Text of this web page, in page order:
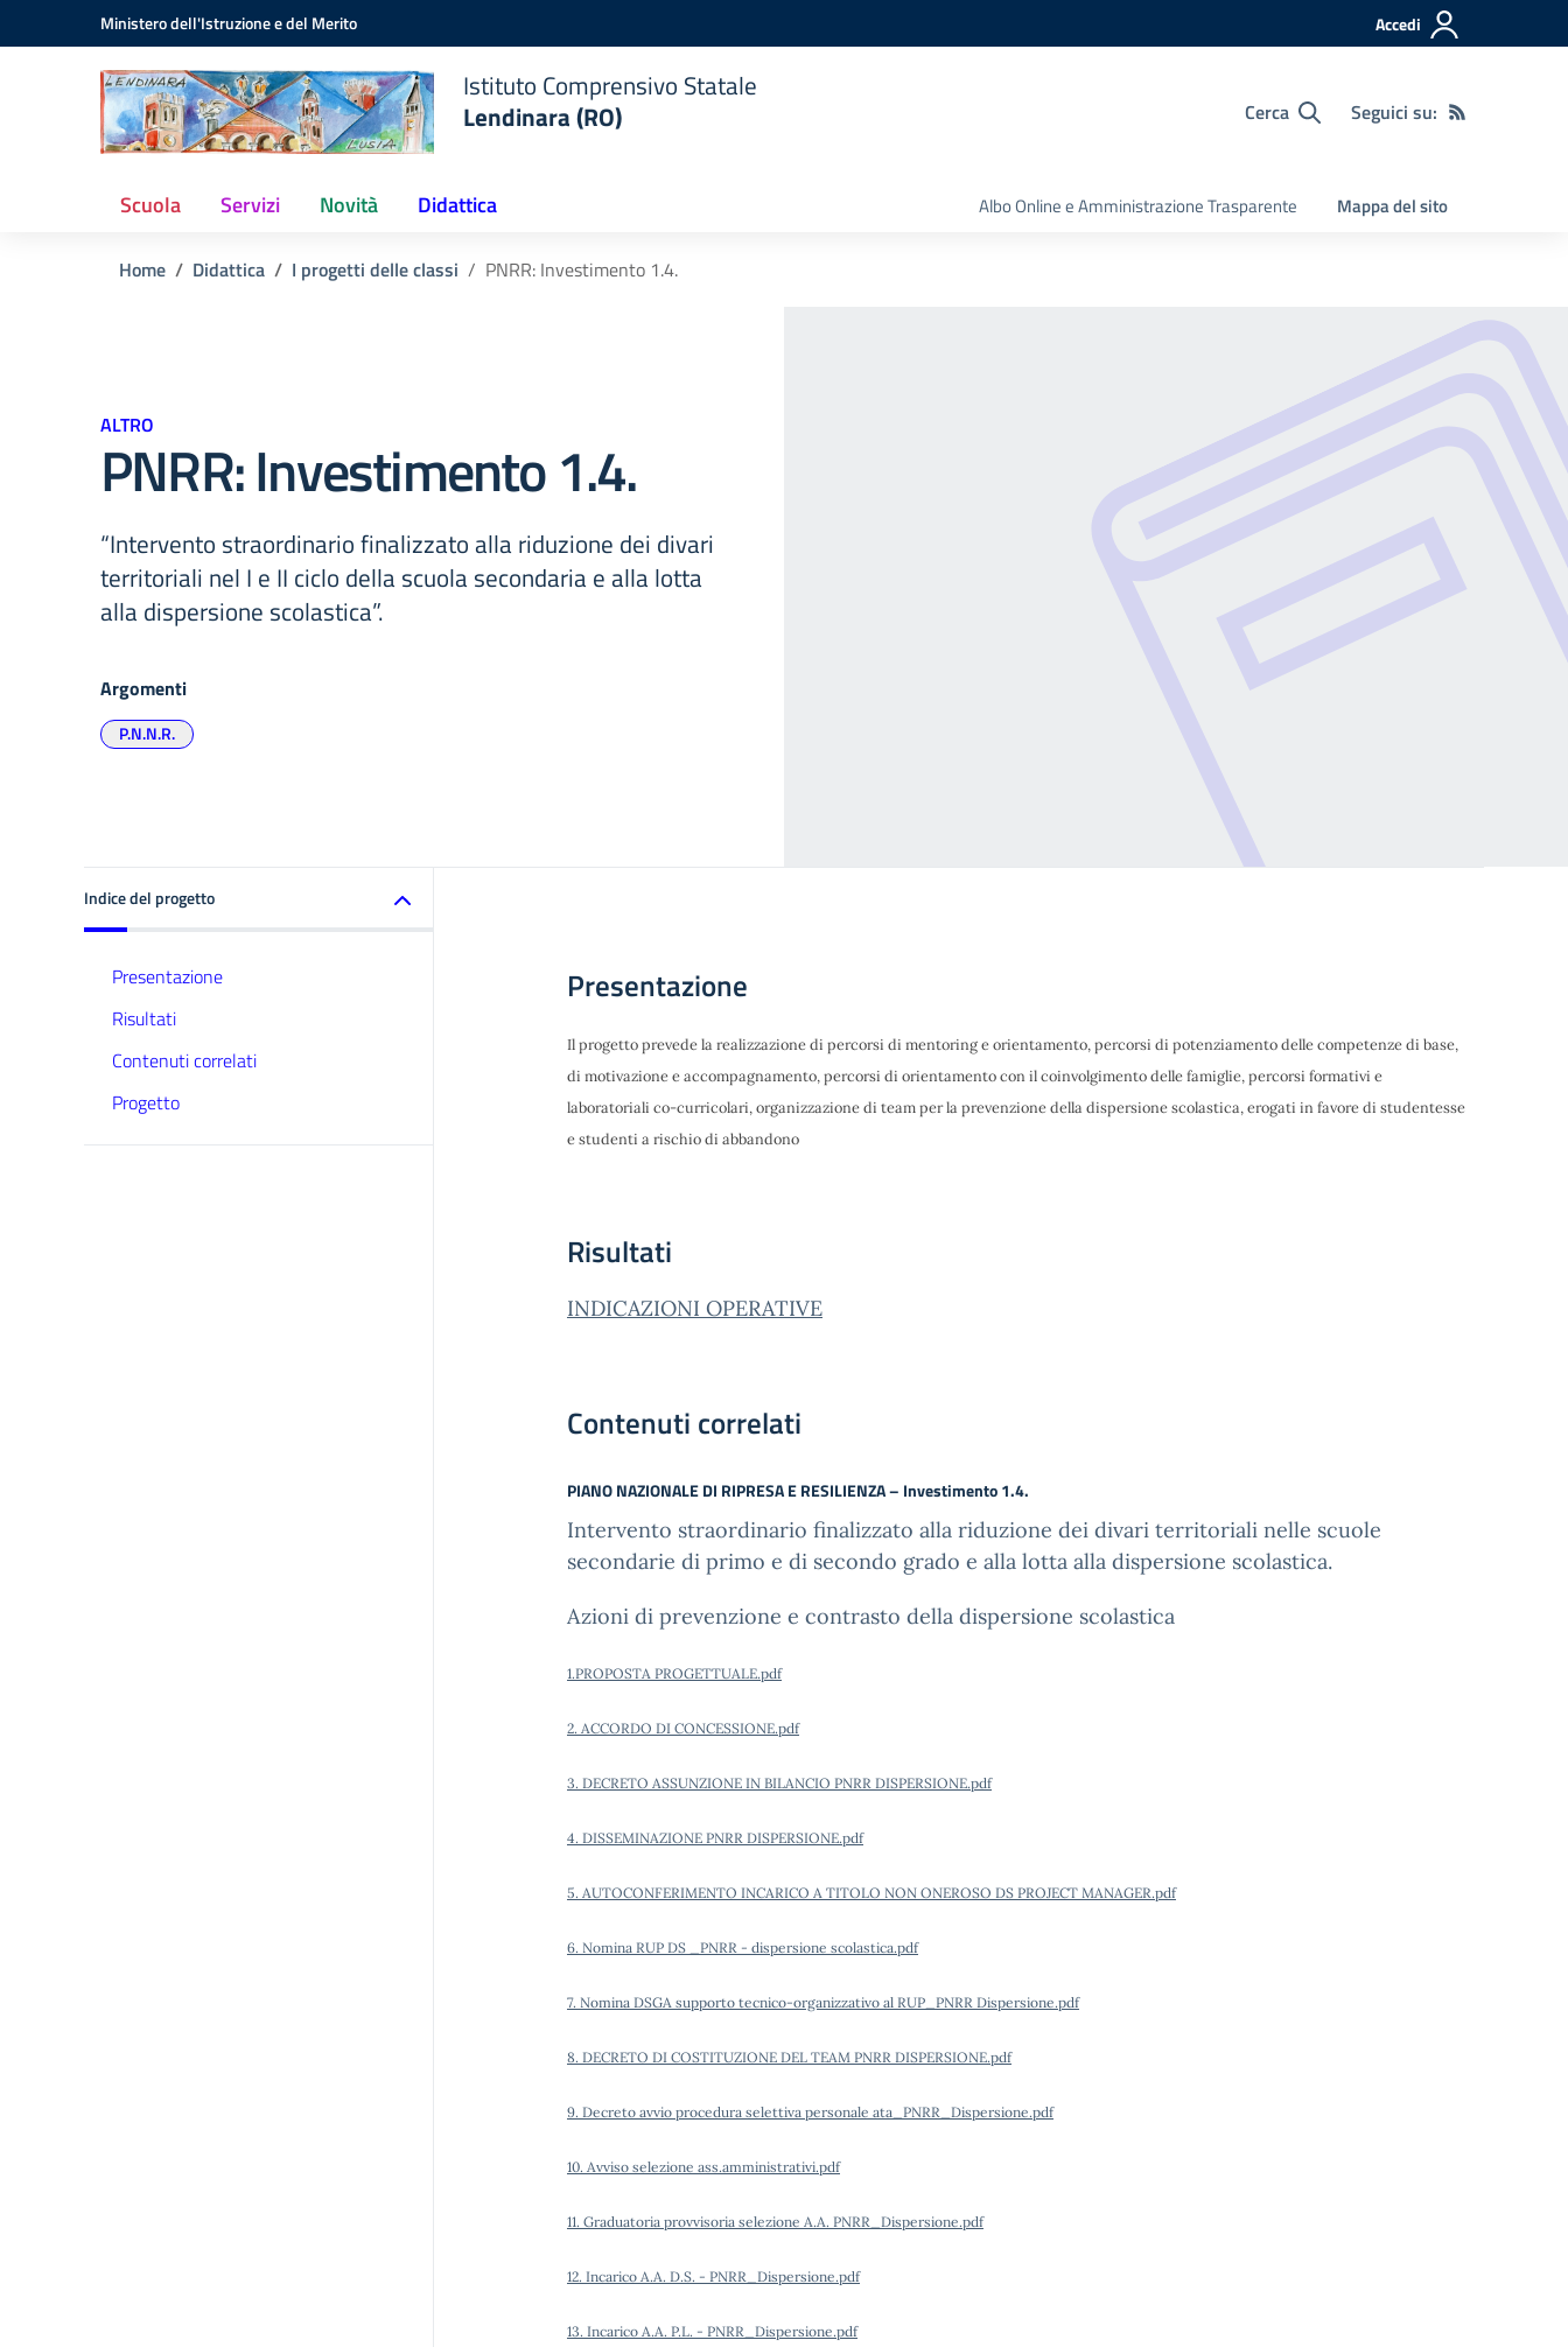
Vai ai contenuti
Vai al menu di navigazioneMinistero dell'Istruzione e del Merito Accedi
Comprensivo
Lendinara
Istituto Comprensivo Statale
Lendinara (RO)
Cerca Seguici su:
Scuola Servizi Novità Didattica Albo Online e Amministrazione Trasparente Mappa del sito
Home Didattica I progetti delle classi PNRR: Investimento 1.4.
ALTRO
PNRR: Investimento 1.4.
“Intervento straordinario finalizzato alla riduzione dei divari
territoriali nel I e II ciclo della scuola secondaria e alla lotta
alla dispersione scolastica”.
Argomenti
P.N.N.R.
Indice del progetto
Presentazione
Risultati
Contenuti correlati
Progetto
Presentazione
Il progetto prevede la realizzazione di percorsi di mentoring e orientamento, percorsi di potenziamento delle competenze di base,
di motivazione e accompagnamento, percorsi di orientamento con il coinvolgimento delle famiglie, percorsi formativi e
laboratoriali co-curricolari, organizzazione di team per la prevenzione della dispersione scolastica, erogati in favore di studentesse
e studenti a rischio di abbandono
Risultati
INDICAZIONI OPERATIVE
Contenuti correlati
PIANO NAZIONALE DI RIPRESA E RESILIENZA – Investimento 1.4.
Intervento straordinario finalizzato alla riduzione dei divari territoriali nelle scuole
secondarie di primo e di secondo grado e alla lotta alla dispersione scolastica.
Azioni di prevenzione e contrasto della dispersione scolastica
1.PROPOSTA PROGETTUALE.pdf
2. ACCORDO DI CONCESSIONE.pdf
3. DECRETO ASSUNZIONE IN BILANCIO PNRR DISPERSIONE.pdf
4. DISSEMINAZIONE PNRR DISPERSIONE.pdf
5. AUTOCONFERIMENTO INCARICO A TITOLO NON ONEROSO DS PROJECT MANAGER.pdf
6. Nomina RUP DS _PNRR - dispersione scolastica.pdf
7. Nomina DSGA supporto tecnico-organizzativo al RUP_PNRR Dispersione.pdf
8. DECRETO DI COSTITUZIONE DEL TEAM PNRR DISPERSIONE.pdf
9. Decreto avvio procedura selettiva personale ata_PNRR_Dispersione.pdf
10. Avviso selezione ass.amministrativi.pdf
11. Graduatoria provvisoria selezione A.A. PNRR_Dispersione.pdf
12. Incarico A.A. D.S. - PNRR_Dispersione.pdf
13. Incarico A.A. P.L. - PNRR_Dispersione.pdf